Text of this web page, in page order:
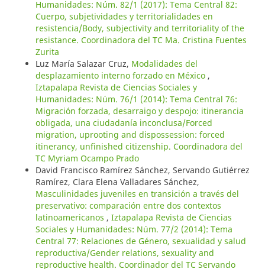
Humanidades: Núm. 82/1 (2017): Tema Central 82:
Cuerpo, subjetividades y territorialidades en
resistencia/Body, subjectivity and territoriality of the
resistance. Coordinadora del TC Ma. Cristina Fuentes
Zurita
Luz María Salazar Cruz, Modalidades del
desplazamiento interno forzado en México ,
Iztapalapa Revista de Ciencias Sociales y
Humanidades: Núm. 76/1 (2014): Tema Central 76:
Migración forzada, desarraigo y despojo: itinerancia
obligada, una ciudadanía inconclusa/Forced
migration, uprooting and dispossession: forced
itinerancy, unfinished citizenship. Coordinadora del
TC Myriam Ocampo Prado
David Francisco Ramírez Sánchez, Servando Gutiérrez
Ramírez, Clara Elena Valladares Sánchez,
Masculinidades juveniles en transición a través del
preservativo: comparación entre dos contextos
latinoamericanos , Iztapalapa Revista de Ciencias
Sociales y Humanidades: Núm. 77/2 (2014): Tema
Central 77: Relaciones de Género, sexualidad y salud
reproductiva/Gender relations, sexuality and
reproductive health. Coordinador del TC Servando